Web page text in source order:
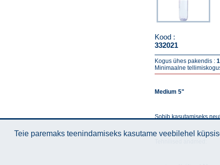
Kood :
332021
Kogus ühes pakendis : 1
Minimaalne
Medium 5"
Sobib kasutamiseks
Teie paremaks teenindamiseks kasutame veebilehel